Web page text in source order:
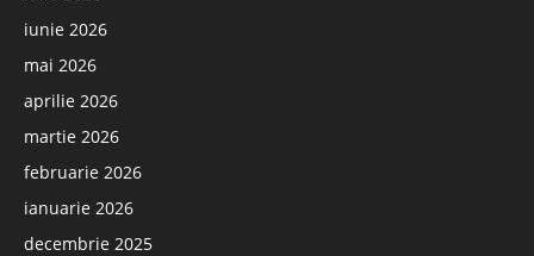
iunie 2026
mai 2026
aprilie 2026
martie 2026
februarie 2026
ianuarie 2026
decembrie 2025